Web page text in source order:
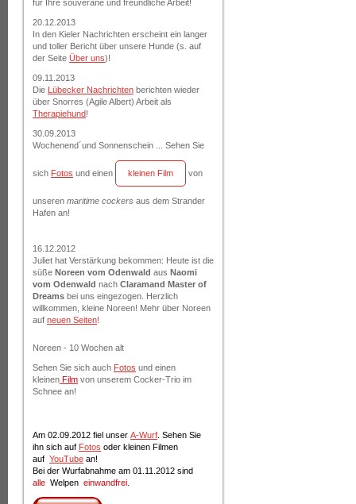
für Ihre souveräne und freundliche Arbeit!
20.12.2013
In den Kieler Nachrichten erscheint ein langer
und toller Bericht über unsere Hunde (s. auf
der Seite Über uns)!
09.11.2013
Die
Lübecker Nachrichten berichten wieder
über Snorres (Agile Albert) Arbeit als
Therapiehund!
30.09.2013
Wochenend´und Sonnenschein ... Sehen Sie
sich Fotos und einen kleinen Film von
unseren maritime cockers aus dem Strander
Hafen an!
16.12.2012
Juliet hat Verstärkung bekommen: Heute ist die
süße Noreen vom Odenwald aus Naomi
vom Odenwald nach Claramand Master of
Dreams bei uns eingezogen. Herzlich
willkommen, kleine Noreen! Mehr über Noreen
auf neuen Seiten!
Noreen - 10 Wochen alt
Sehen Sie sich auch Fotos und einen
kleinen Film von unserem Cocker-Trio im
Schnee an!
Am 02.09.2012 fiel unser A-Wurf . Sehen Sie
ihn sich auf Fotos oder kleinen Filmen
auf YouTube an!
Bei der Wurfabnahme am 01.11.2012 sind
alle Welpen einwandfrei.